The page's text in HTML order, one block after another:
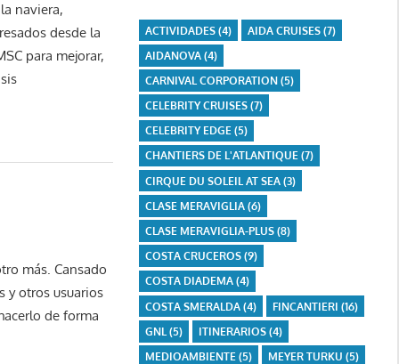
naviera,
desde la
para mejorar,
más. Cansado
y otros usuarios
de forma
ACTIVIDADES(4) AIDA CRUISES(7)
AIDANOVA(4)
CARNIVAL CORPORATION(5)
CELEBRITY CRUISES(7)
CELEBRITY EDGE(5)
CHANTIERS DE L'ATLANTIQUE(7)
CIRQUE DU SOLEIL AT SEA(3)
CLASE MERAVIGLIA(6)
CLASE MERAVIGLIA-PLUS(8)
COSTA CRUCEROS(9)
COSTA DIADEMA(4)
COSTA SMERALDA(4) FINCANTIERI (16)
GNL (5) ITINERARIOS(4)
MEDIOAMBIENTE (5) MEYER TURKU (5)